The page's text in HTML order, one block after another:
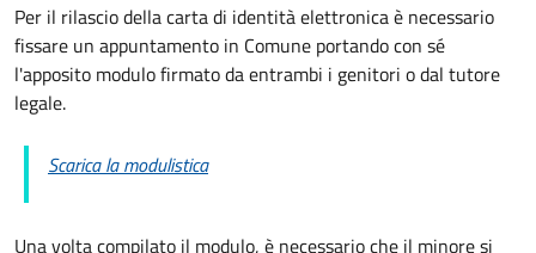
Per il rilascio della carta di identità elettronica è necessario
fissare un appuntamento in Comune portando con sé
l'apposito modulo firmato da entrambi i genitori o dal tutore
legale.
Scarica la modulistica
Una volta compilato il modulo, è necessario che il minore si